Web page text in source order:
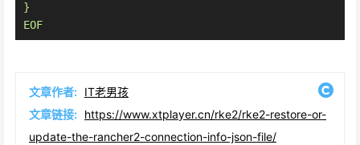
}
EOF
文章作者: IT老男孩
文章链接: https://www.xtplayer.cn/rke2/rke2-restore-or-
update-the-rancher2-connection-info-json-file/